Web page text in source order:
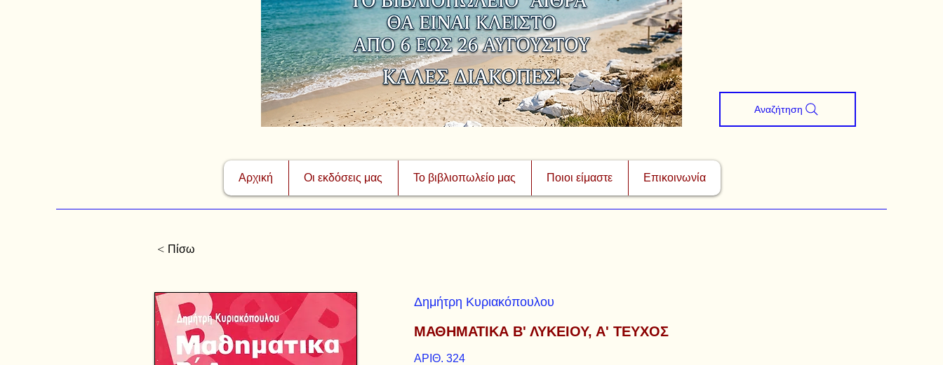
Αρχική Οι εκδόσεις μας Το βιβλιοπωλείο μας Ποιοι είμαστε Επικοινωνία
Αναζήτηση
< Πίσω
Δημήτρη Κυριακόπουλου
ΜΑΘΗΜΑΤΙΚΑ Β' ΛΥΚΕΙΟΥ, Α' ΤΕΥΧΟΣ
ΑΡΙΘ. 324